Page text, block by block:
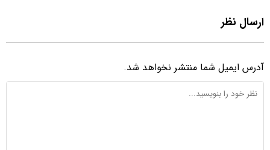
ارسال نظر
آدرس ایمیل شما منتشر نخواهد شد.